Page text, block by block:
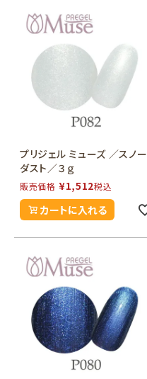
プリジェル ミューズ ／スノー
ダスト／３ｇ
販売価格 ¥1,512税込
カートに入れる